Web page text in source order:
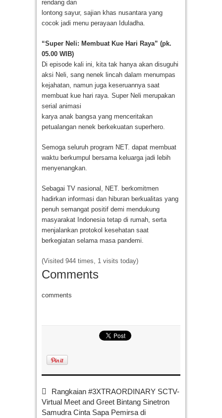
rendang dan
lontong sayur, sajian khas nusantara yang
cocok jadi menu perayaan Iduladha.
“Super Neli: Membuat Kue Hari Raya” (pk.
05.00 WIB)
Di episode kali ini, kita tak hanya akan disuguhi
aksi Neli, sang nenek lincah dalam menumpas
kejahatan, namun juga keseruannya saat
membuat kue hari raya. Super Neli merupakan
serial animasi
karya anak bangsa yang menceritakan
petualangan nenek berkekuatan superhero.
Semoga seluruh program NET. dapat membuat
waktu berkumpul bersama keluarga jadi lebih
menyenangkan.
Sebagai TV nasional, NET. berkomitmen
hadirkan informasi dan hiburan berkualitas yang
penuh semangat positif demi mendukung
masyarakat Indonesia tetap di rumah, serta
menjalankan protokol kesehatan saat
berkegiatan selama masa pandemi.
(Visited 944 times, 1 visits today)
Comments
comments
Rangkaian #3XTRAORDINARY SCTV-
Virtual Meet and Greet Bintang Sinetron
Samudra Cinta Sapa Pemirsa di